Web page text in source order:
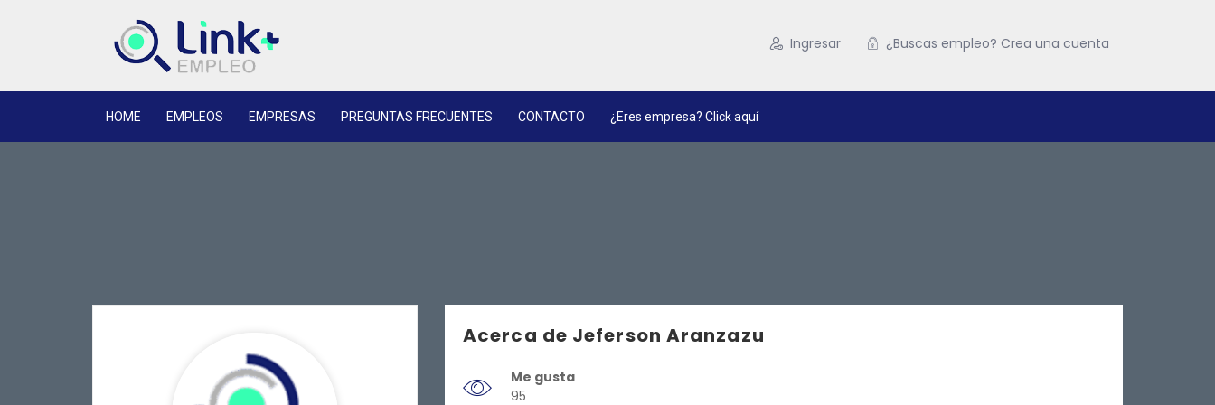
Ingresar ¿Buscas empleo? Crea una cuenta
HOME EMPLEOS EMPRESAS PREGUNTAS FRECUENTES CONTACTO ¿Eres empresa? Click aquí
Acerca de Jeferson Aranzazu
Me gusta
95